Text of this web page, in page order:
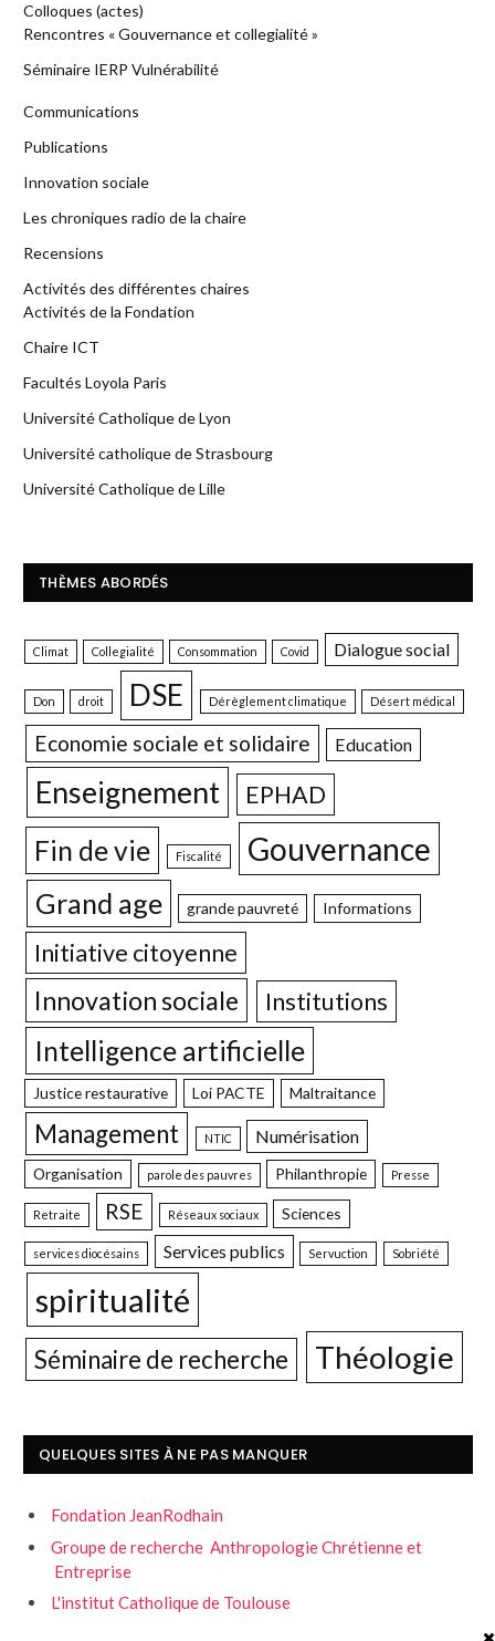
Colloques (actes)
Rencontres « Gouvernance et collegialité »
Séminaire IERP Vulnérabilité
Communications
Publications
Innovation sociale
Les chroniques radio de la chaire
Recensions
Activités des différentes chaires
Activités de la Fondation
Chaire ICT
Facultés Loyola Paris
Université Catholique de Lyon
Université catholique de Strasbourg
Université Catholique de Lille
THÈMES ABORDÉS
Climat Collegialité Consommation Covid Dialogue social
Don droit DSE Dérèglement climatique Désert médical
Economie sociale et solidaire Education
Enseignement EPHAD
Fin de vie Fiscalité Gouvernance
Grand age grande pauvreté Informations
Initiative citoyenne
Innovation sociale Institutions
Intelligence artificielle
Justice restaurative Loi PACTE Maltraitance
Management NTIC Numérisation
Organisation parole des pauvres Philanthropie Presse
Retraite RSE Réseaux sociaux Sciences
services diocésains Services publics Servuction Sobriété
spiritualité
Séminaire de recherche Théologie
QUELQUES SITES À NE PAS MANQUER
Fondation JeanRodhain
Groupe de recherche Anthropologie Chrétienne et
Entreprise
L'institut Catholique de Toulouse